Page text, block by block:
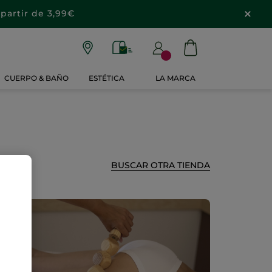
partir de 3,99€
CUERPO & BAÑO ESTÉTICA LA MARCA
BUSCAR OTRA TIENDA